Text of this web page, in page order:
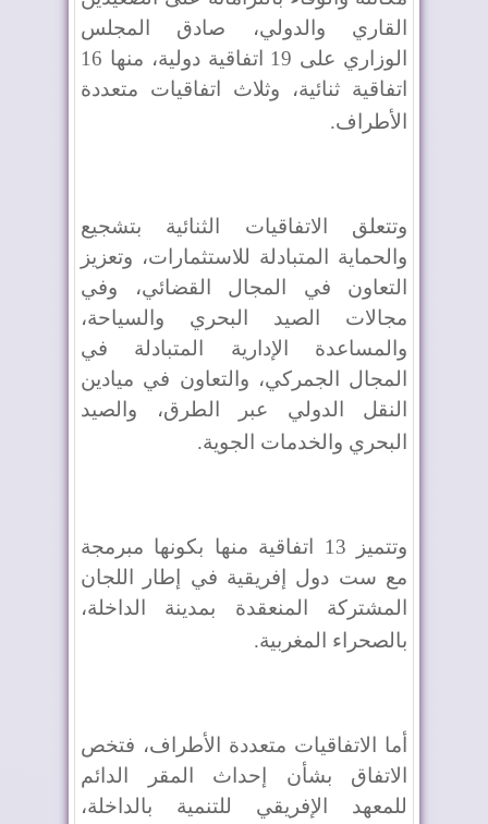
القاري والدولي، صادق المجلس
الوزاري على 19 اتفاقية دولية، منها 16
اتفاقية ثنائية، وثلاث اتفاقيات متعددة
الأطراف.
وتتعلق الاتفاقيات الثنائية بتشجيع
والحماية المتبادلة للاستثمارات، وتعزيز
التعاون في المجال القضائي، وفي
مجالات الصيد البحري والسياحة،
والمساعدة الإدارية المتبادلة في
المجال الجمركي، والتعاون في ميادين
النقل الدولي عبر الطرق، والصيد
البحري والخدمات الجوية.
وتتميز 13 اتفاقية منها بكونها مبرمجة
مع ست دول إفريقية في إطار اللجان
المشتركة المنعقدة بمدينة الداخلة،
بالصحراء المغربية.
أما الاتفاقيات متعددة الأطراف، فتخص
الاتفاق بشأن إحداث المقر الدائم
للمعهد الإفريقي للتنمية بالداخلة،